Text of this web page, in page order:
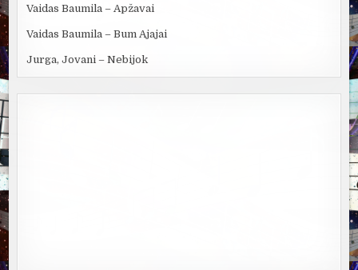
Vaidas Baumila – Apžavai
Vaidas Baumila – Bum Ajajai
Jurga, Jovani – Nebijok